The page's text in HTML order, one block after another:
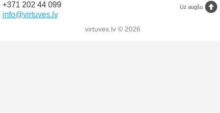
Uz augšu
+371 202 44 099
info@virtuves.lv
virtuves.lv © 2026